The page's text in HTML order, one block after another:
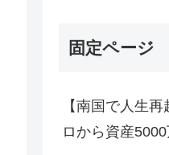
固定ページ
【南国で人生
ロから資産